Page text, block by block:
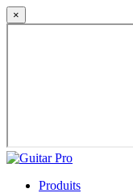
×
Produits